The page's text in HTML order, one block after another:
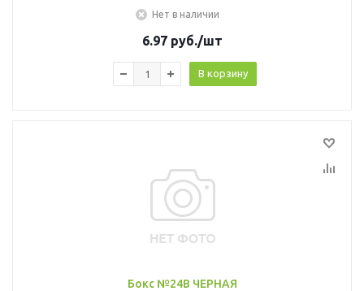
Нет в наличии
6.97 руб./шт
В корзину
Бокс №24В ЧЕРНАЯ